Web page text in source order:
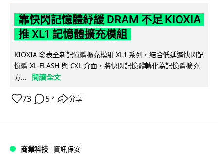
靠快閃記憶體紓緩 DRAM 不足 KIOXIA
推 XL1 記憶體擴充模組
KIOXIA 發表全新記憶體擴充模組 XL1 系列，結合低延遲快閃記
憶體 XL-FLASH 與 CXL 介面，將快閃記憶體轉化為記憶體擴充
方...
閱讀全文
73 5 ↗ 分享
商業科技 資訊保安